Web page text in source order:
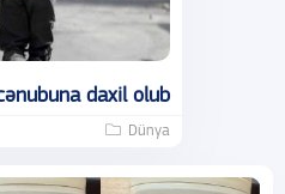
daxil olub
Dünya